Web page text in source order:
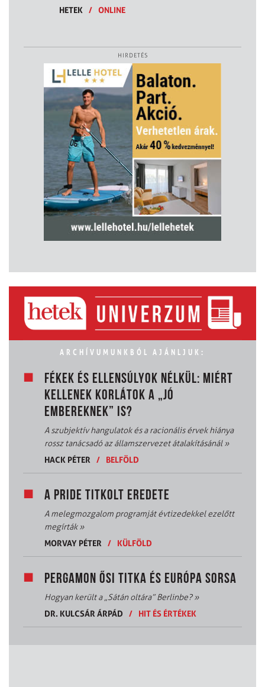
HETEK / ONLINE
HIRDETÉS
ARCHÍVUMUNKBÓL AJÁNLJUK:
FÉKEK ÉS ELLENSÚLYOK NÉLKÜL: MIÉRT
KELLENEK KORLÁTOK A „JÓ
EMBEREKNEK” IS?
A szubjektív hangulatok és a racionális érvek hiánya
rossz tanácsadó az államszervezet átalakításánál»
HACK PÉTER
/ BELFÖLD
A PRIDE TITKOLT EREDETE
A melegmozgalom programját évtizedekkel ezelőtt
megírták»
MORVAY PÉTER
/ KÜLFÖLD
PERGAMON ŐSI TITKA ÉS EURÓPA SORSA
Hogyan került a „Sátán oltára” Berlinbe?»
DR. KULCSÁR ÁRPÁD
/ HIT ÉS ÉRTÉKEK